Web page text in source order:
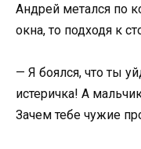
Андрей метался по
окна, то подходя к
— Я боялся, что ты
истеричка! А
Зачем тебе чужие